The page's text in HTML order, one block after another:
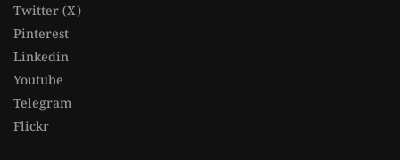
Twitter (X)
Pinterest
Linkedin
Youtube
Telegram
Flickr